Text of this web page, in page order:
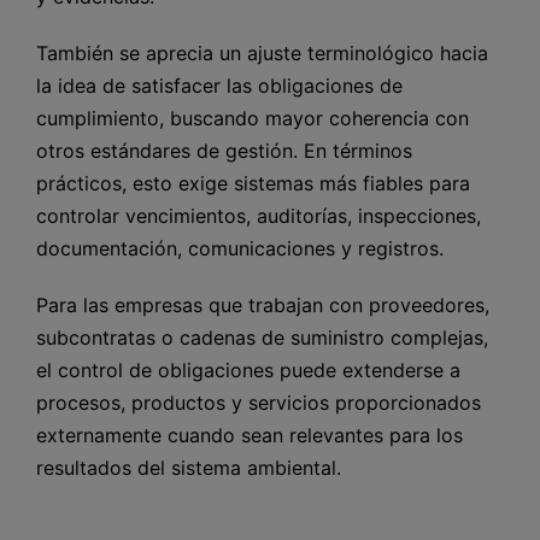
También se aprecia un ajuste terminológico hacia
la idea de satisfacer las obligaciones de
cumplimiento, buscando mayor coherencia con
otros estándares de gestión. En términos
prácticos, esto exige sistemas más fiables para
controlar vencimientos, auditorías, inspecciones,
documentación, comunicaciones y registros.
Para las empresas que trabajan con proveedores,
subcontratas o cadenas de suministro complejas,
el control de obligaciones puede extenderse a
procesos, productos y servicios proporcionados
externamente cuando sean relevantes para los
resultados del sistema ambiental.